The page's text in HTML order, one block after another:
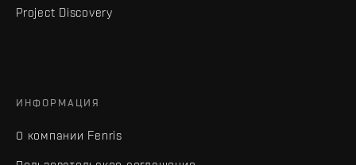
Project Discovery
ИНФОРМАЦИЯ
О компании Fenris